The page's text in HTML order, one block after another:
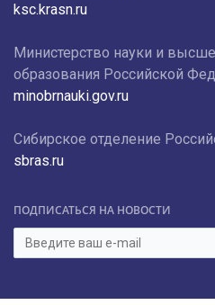
ksc.krasn.ru
Министерство науки и
образования Российской
minobrnauki.gov.ru
Сибирское отделение
sbras.ru
ПОДПИСАТЬСЯ НА НОВОСТИ